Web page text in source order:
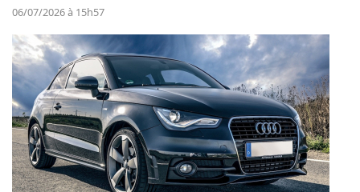
06/07/2026 à 15h57